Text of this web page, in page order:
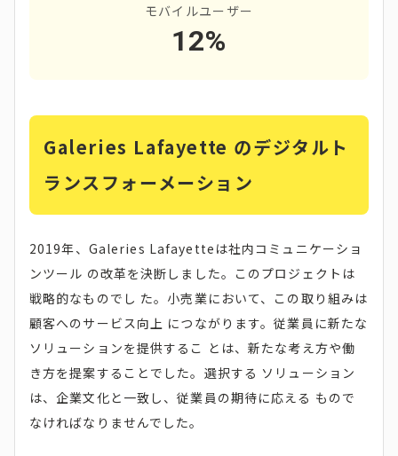
モバイルユーザー
12%
Galeries Lafayette のデジタルト
ランスフォーメーション
2019年、Galeries Lafayetteは社内コミュニケーショ
ンツール の改革を決断しました。このプロジェクトは
戦略的なものでし た。小売業において、この取り組みは
顧客へのサービス向上 につながります。従業員に新たな
ソリューションを提供するこ とは、新たな考え方や働
き方を提案することでした。選択する ソリューション
は、企業文化と一致し、従業員の期待に応える もので
なければなりませんでした。